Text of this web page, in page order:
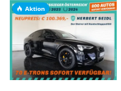
Aktion